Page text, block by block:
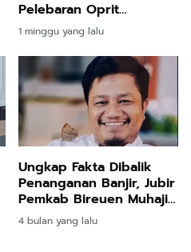
Pelebaran Oprit
Jembatan Baru Kuta
Blang
1 minggu yang lalu
Ungkap Fakta Dibalik
Penanganan Banjir, Jubir
Pemkab Bireuen Muhajir
Juli: Silahkan Uji melalui
Class Action
4 bulan yang lalu